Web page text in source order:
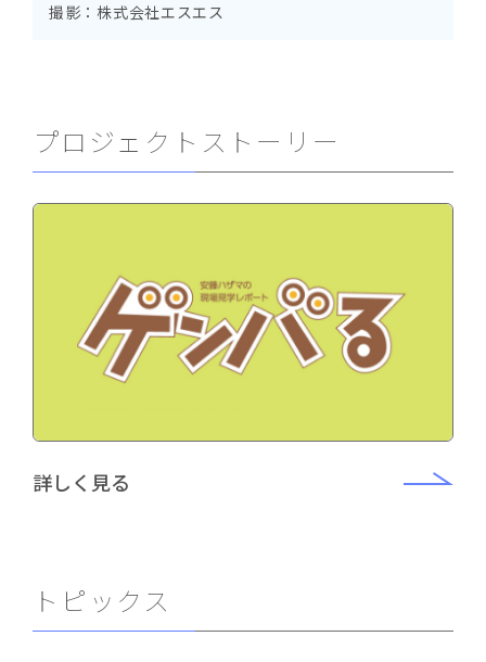
撮影：株式会社エスエス
プロジェクトストーリー
詳しく見る
トピックス